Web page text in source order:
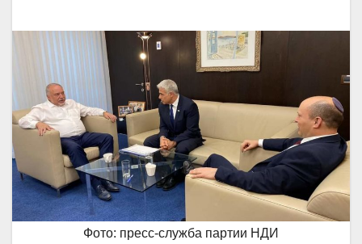
Фото: пресс-служба партии НДИ